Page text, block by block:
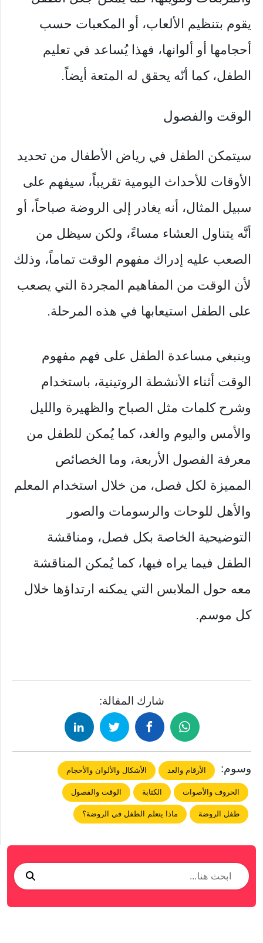
يقوم بتنظيم الألعاب، أو المكعبات حسب
أحجامها أو ألوانها، فهذا يُساعد في تعليم
الطفل، كما أنّه يحقق له المتعة أيضاً.
الوقت والفصول
سيتمكن الطفل في رياض الأطفال من تحديد
الأوقات للأحداث اليومية تقريباً، سيفهم على
سبيل المثال، أنه يغادر إلى الروضة صباحاً، أو
أنَّه يتناول العشاء مساءً، ولكن سيظل من
الصعب عليه إدراك مفهوم الوقت تماماً، وذلك
لأن الوقت من المفاهيم المجردة التي يصعب
على الطفل استيعابها في هذه المرحلة.
وينبغي مساعدة الطفل على فهم مفهوم
الوقت أثناء الأنشطة الروتينية، باستخدام
وشرح كلمات مثل الصباح والظهيرة والليل
والأمس واليوم والغد، كما يُمكن للطفل من
معرفة الفصول الأربعة، وما الخصائص
المميزة لكل فصل، من خلال استخدام المعلم
والأهل للوحات والرسومات والصور
التوضيحية الخاصة بكل فصل، ومناقشة
الطفل فيما يراه فيها، كما يُمكن المناقشة
معه حول الملابس التي يمكنه ارتداؤها خلال
كل موسم.
شارك المقالة:
وسوم: الأرقام والعد الأشكال والألوان والأحجام
الحروف والأصوات الكتابة الوقت والفصول
طفل الروضة ماذا يتعلم الطفل في الروضة؟